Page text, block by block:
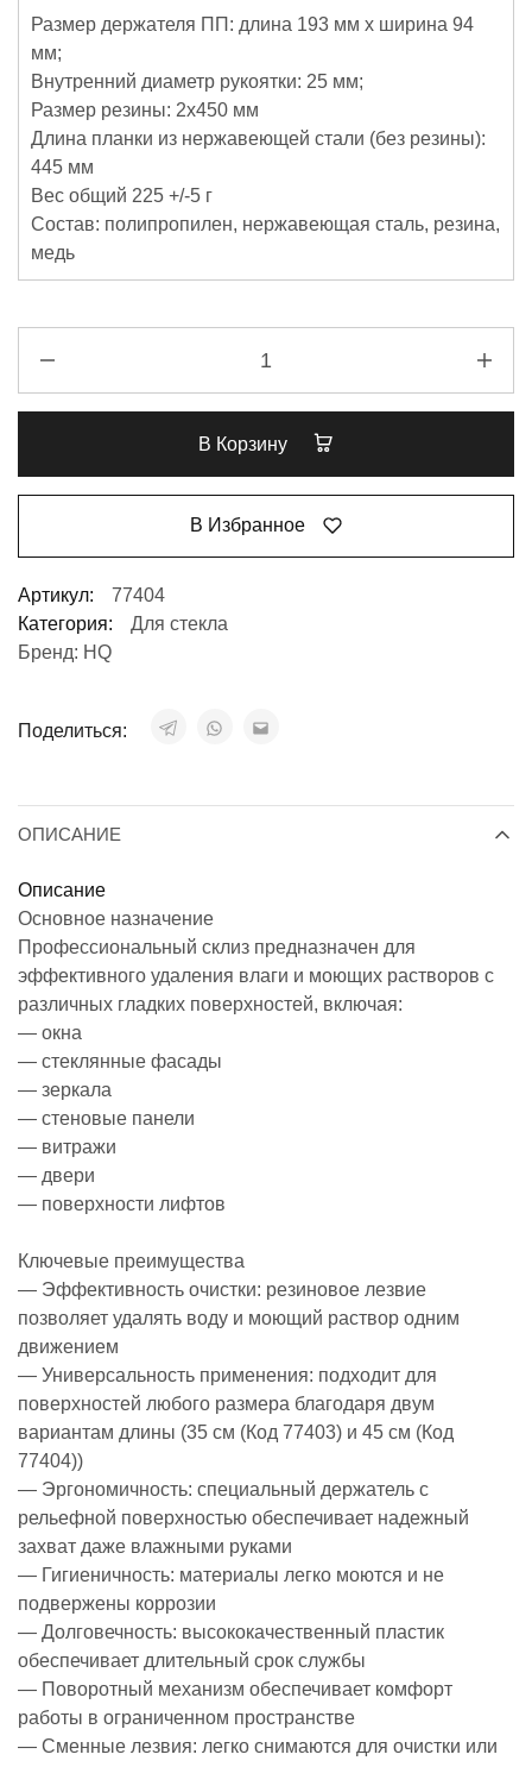
Размер держателя ПП: длина 193 мм х ширина 94
мм;
Внутренний диаметр рукоятки: 25 мм;
Размер резины: 2х450 мм
Длина планки из нержавеющей стали (без резины):
445 мм
Вес общий 225 +/-5 г
Состав: полипропилен, нержавеющая сталь, резина,
медь
В Корзину
В Избранное
Артикул:
77404
Категория:
Для стекла
Бренд: HQ
Поделиться:
ОПИСАНИЕ
Описание
Основное назначение
Профессиональный склиз предназначен для
эффективного удаления влаги и моющих растворов с
различных гладких поверхностей, включая:
— окна
— стеклянные фасады
— зеркала
— стеновые панели
— витражи
— двери
— поверхности лифтов
Ключевые преимущества
— Эффективность очистки: резиновое лезвие
позволяет удалять воду и моющий раствор одним
движением
— Универсальность применения: подходит для
поверхностей любого размера благодаря двум
вариантам длины (35 см (Код 77403) и 45 см (Код
77404))
— Эргономичность: специальный держатель с
рельефной поверхностью обеспечивает надежный
захват даже влажными руками
— Гигиеничность: материалы легко моются и не
подвержены коррозии
— Долговечность: высококачественный пластик
обеспечивает длительный срок службы
— Поворотный механизм обеспечивает комфорт
работы в ограниченном пространстве
— Сменные лезвия: легко снимаются для очистки или